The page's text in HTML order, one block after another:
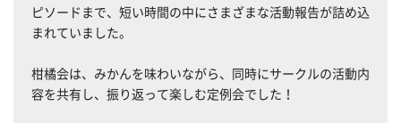
ピソードまで、短い時間の中にさまざまな活動報告が詰め込
まれていました。
柑橘会は、みかんを味わいながら、同時にサークルの活動内
容を共有し、振り返って楽しむ定例会でした！